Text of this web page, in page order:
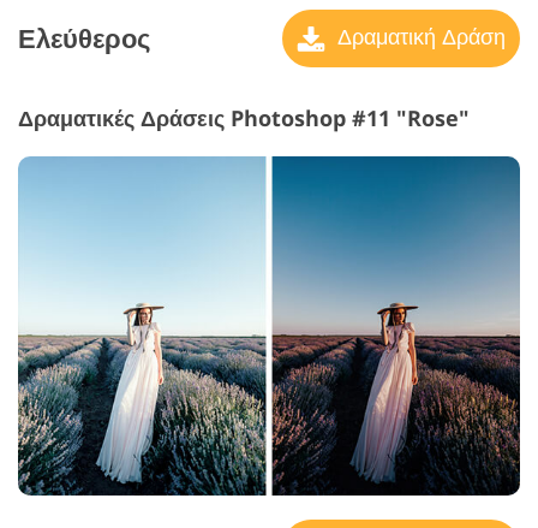
Ελεύθερος Δραματική Δράση
Δραματικές Δράσεις Photoshop #11 "Rose"